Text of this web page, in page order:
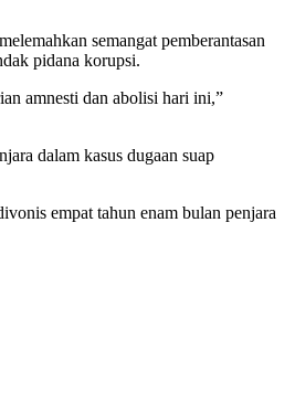
semangat pemberantasan
pidana korupsi.
amnesti dan abolisi hari ini,”
dalam kasus dugaan suap
empat tahun enam bulan penjara